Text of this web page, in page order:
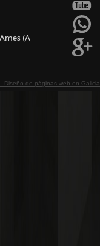
(A
Diseño de páginas web en Galicia